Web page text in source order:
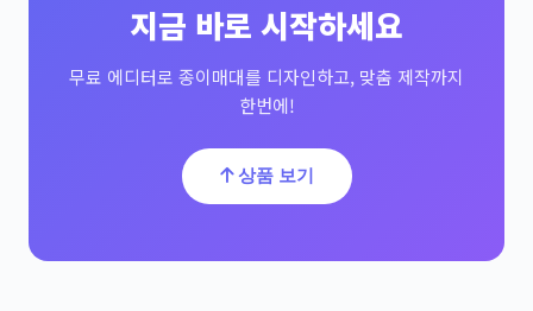
지금 바로 시작하세요
무료 에디터로 종이매대를 디자인하고, 맞춤 제작까지
한번에!
상품 보기